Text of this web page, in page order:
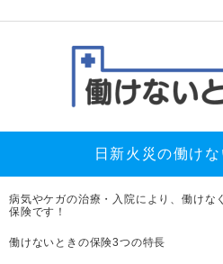
日新火災の働け
病気やケガの治療・入院により、働けな
保険です！
働けないときの保険3つの特長